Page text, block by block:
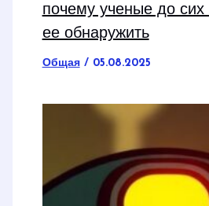
почему ученые до сих
ее обнаружить
Общая/ 05.08.2025